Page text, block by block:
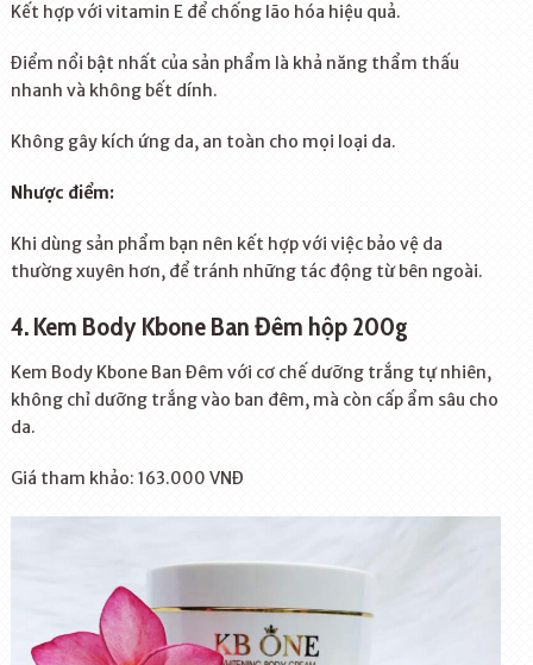
Kết hợp với vitamin E để chống lão hóa hiệu quả.
Điểm nổi bật nhất của sản phẩm là khả năng thẩm thấu
nhanh và không bết dính.
Không gây kích ứng da, an toàn cho mọi loại da.
Nhược điểm:
Khi dùng sản phẩm bạn nên kết hợp với việc bảo vệ da
thường xuyên hơn, để tránh những tác động từ bên ngoài.
4. Kem Body Kbone Ban Đêm hộp 200g
Kem Body Kbone Ban Đêm với cơ chế dưỡng trắng tự nhiên,
không chỉ dưỡng trắng vào ban đêm, mà còn cấp ẩm sâu cho
da.
Giá tham khảo: 163.000 VNĐ